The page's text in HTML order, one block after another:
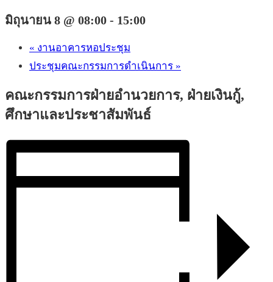
มิถุนายน 8 @ 08:00 - 15:00
« งานอาคารหอประชุม
ประชุมคณะกรรมการดำเนินการ »
คณะกรรมการฝ่ายอำนวยการ, ฝ่ายเงินกู้,
ศึกษาและประชาสัมพันธ์